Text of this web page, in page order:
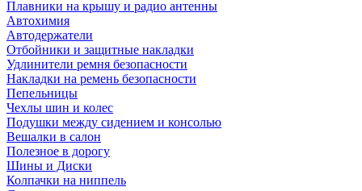
Плавники на крышу и радио антенны
Автохимия
Автодержатели
Отбойники и защитные накладки
Удлинители ремня безопасности
Накладки на ремень безопасности
Пепельницы
Чехлы шин и колес
Подушки между сидением и консолью
Вешалки в салон
Полезное в дорогу
Шины и Диски
Колпачки на ниппель